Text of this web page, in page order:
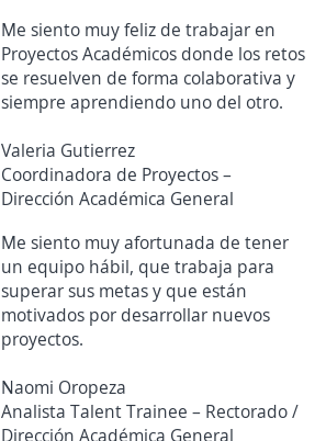
Me siento muy feliz de trabajar en
Proyectos Académicos donde los retos
se resuelven de forma colaborativa y
siempre aprendiendo uno del otro.
Valeria Gutierrez
Coordinadora de Proyectos –
Dirección Académica General
Me siento muy afortunada de tener
un equipo hábil, que trabaja para
superar sus metas y que están
motivados por desarrollar nuevos
proyectos.
Naomi Oropeza
Analista Talent Trainee – Rectorado /
Dirección Académica General